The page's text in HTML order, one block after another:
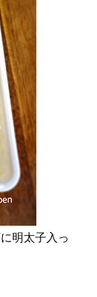
明太子入っ